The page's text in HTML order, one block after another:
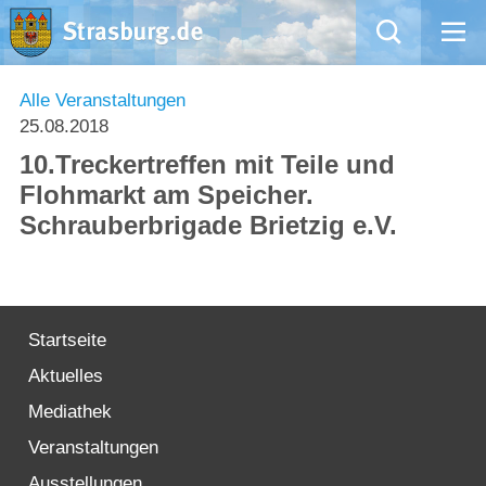
Mängelmeldung
Rathaus
Willkommen in Strasburg (Uckermark)
Alle Veranstaltungen
25.08.2018
10.Treckertreffen mit Teile und
Flohmarkt am Speicher.
Schrauberbrigade Brietzig e.V.
Startseite
Aktuelles
Mediathek
Veranstaltungen